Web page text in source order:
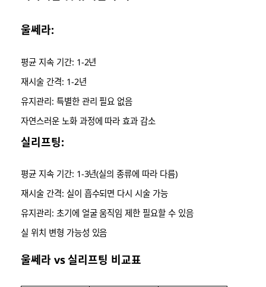
울쎄라:
평균 지속 기간: 1-2년
재시술 간격: 1-2년
유지관리: 특별한 관리 필요 없음
자연스러운 노화 과정에 따라 효과 감소
실리프팅:
평균 지속 기간: 1-3년(실의 종류에 따라 다름)
재시술 간격: 실이 흡수되면 다시 시술 가능
유지관리: 초기에 얼굴 움직임 제한 필요할 수 있음
실 위치 변형 가능성 있음
울쎄라 vs 실리프팅 비교표